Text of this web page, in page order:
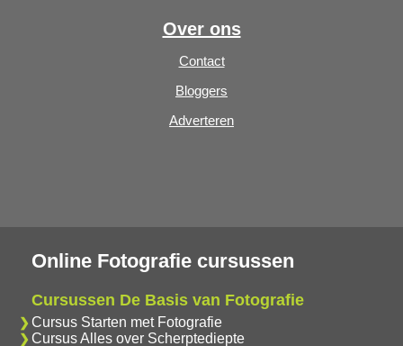
Over ons
Contact
Bloggers
Adverteren
Online Fotografie cursussen
Cursussen De Basis van Fotografie
Cursus Starten met Fotografie
Cursus Alles over Scherptediepte